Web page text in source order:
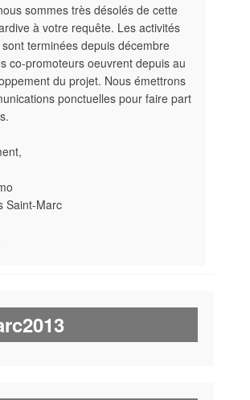
sommes très désolés de cette
à votre requête. Les activités
sont terminées depuis décembre
co-promoteurs oeuvrent depuis au
du projet. Nous émettrons
ponctuelles pour faire part
Saint-Marc